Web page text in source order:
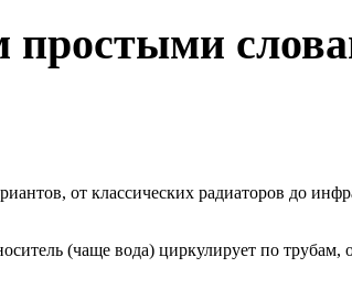
от классических радиаторов до
(чаще вода) циркулирует по трубам,